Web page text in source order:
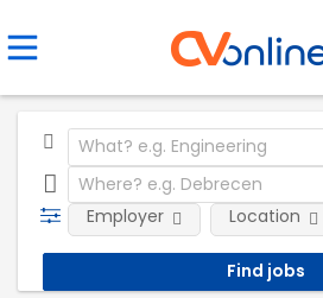
Employer Location